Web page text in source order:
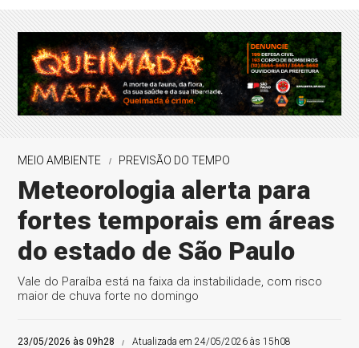
MEIO AMBIENTE PREVISÃO DO TEMPO
Meteorologia alerta para
fortes temporais em áreas
do estado de São Paulo
Vale do Paraíba está na faixa da instabilidade, com risco
maior de chuva forte no domingo
23/05/2026 às 09h28
Atualizada em 24/05/2026 às 15h08